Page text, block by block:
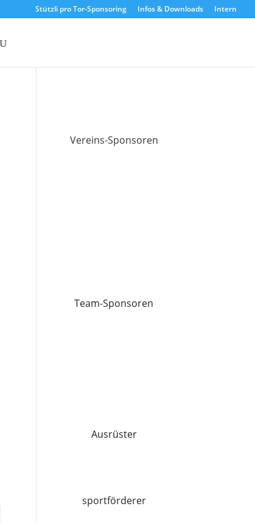
Stützli pro Tor-Sponsoring Infos & Downloads Intern
Vereins-Sponsoren
Team-Sponsoren
Ausrüster
sportförderer